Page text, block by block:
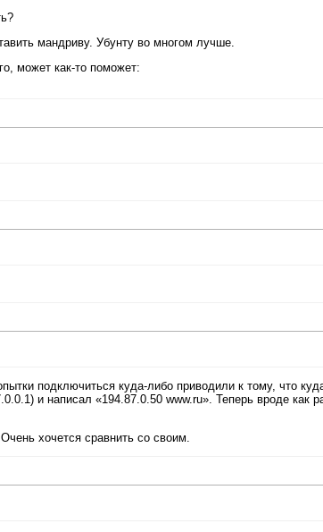
мандриву. Убунту во многом лучше.
может как-то поможет:
подключиться куда-либо приводили к тому, что
и написал «194.87.0.50 www.ru». Теперь вроде как
хочется сравнить со своим.